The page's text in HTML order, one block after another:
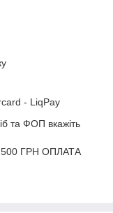
- LiqPay
та ФОП вкажіть
ГРН ОПЛАТА